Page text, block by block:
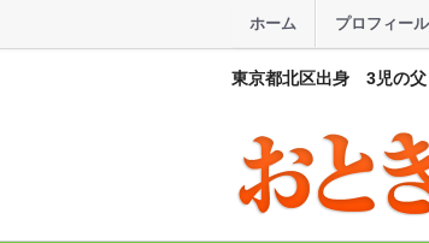
東京都北区出身 3児の父
ホーム プロフィール